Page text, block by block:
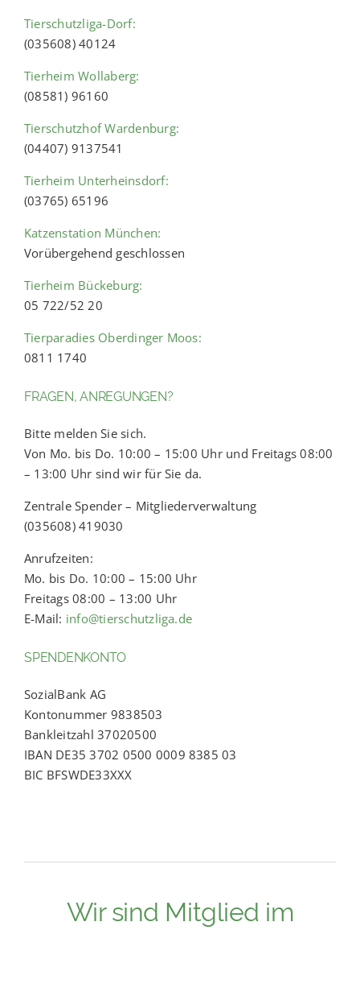
Tierschutzliga-Dorf:
(035608) 40124
Tierheim Wollaberg:
(08581) 96160
Tierschutzhof Wardenburg:
(04407) 9137541
Tierheim Unterheinsdorf:
(03765) 65196
Katzenstation München:
Vorübergehend geschlossen
Tierheim Bückeburg:
05 722/52 20
Tierparadies Oberdinger Moos:
0811 1740
FRAGEN, ANREGUNGEN?
Bitte melden Sie sich.
Von Mo. bis Do. 10:00 – 15:00 Uhr und Freitags 08:00
– 13:00 Uhr sind wir für Sie da.
Zentrale Spender – Mitgliederverwaltung
(035608) 419030
Anrufzeiten:
Mo. bis Do. 10:00 – 15:00 Uhr
Freitags 08:00 – 13:00 Uhr
E-Mail: info@tierschutzliga.de
SPENDENKONTO
SozialBank AG
Kontonummer 9838503
Bankleitzahl 37020500
IBAN DE35 3702 0500 0009 8385 03
BIC BFSWDE33XXX
Wir sind Mitglied im